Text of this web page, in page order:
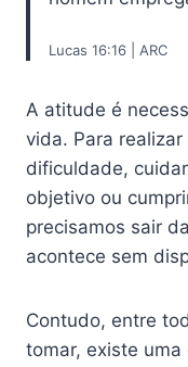
Lucas 16:16 | ARC
A atitude é
vida. Para
dificuldade,
objetivo ou
precisamos sair
acontece sem
Contudo, entre
tomar, existe uma